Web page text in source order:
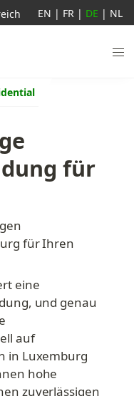
für
für Ihren
eine
und genau
auf
in Luxemburg
hohe
zuverlässigen
EN | FR | DE | NL